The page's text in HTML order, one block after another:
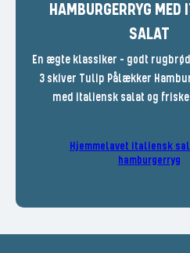
HAMBURGERRYG MED
SALAT
En ægte klassiker - godt
3 skiver Tulip Pålækker
med italiensk salat og
Hjemmelavet italiensk
hamburgerryg